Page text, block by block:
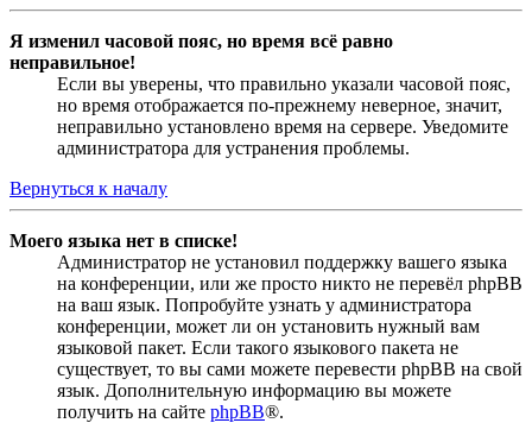
Я изменил часовой пояс, но время всё равно
неправильное!
Если вы уверены, что правильно указали часовой пояс,
но время отображается по-прежнему неверное, значит,
неправильно установлено время на сервере. Уведомите
администратора для устранения проблемы.
Вернуться к началу
Моего языка нет в списке!
Администратор не установил поддержку вашего языка
на конференции, или же просто никто не перевёл phpBB
на ваш язык. Попробуйте узнать у администратора
конференции, может ли он установить нужный вам
языковой пакет. Если такого языкового пакета не
существует, то вы сами можете перевести phpBB на свой
язык. Дополнительную информацию вы можете
получить на сайте phpBB®.